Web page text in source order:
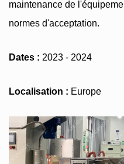
maintenance de
normes d'acceptation.
Dates : 2023 - 2024
Localisation : Europe